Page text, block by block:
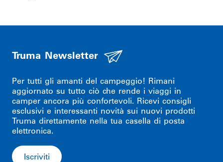
Truma Newsletter
Per tutti gli amanti del campeggio! Rimani
aggiornato su tutto ciò che rende i viaggi in
camper ancora più confortevoli. Ricevi consigli
esclusivi e interessanti novità sui nuovi prodotti
Truma direttamente nella tua casella di posta
elettronica.
Iscriviti